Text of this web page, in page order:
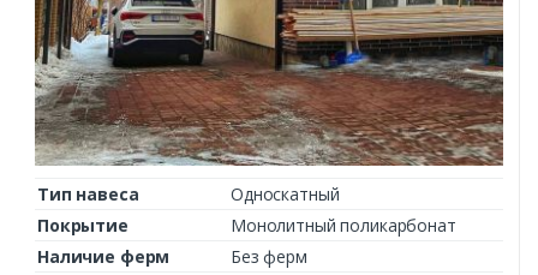
Тип навеса
Односкатный
Покрытие
Монолитный поликарбонат
Наличие ферм
Без ферм